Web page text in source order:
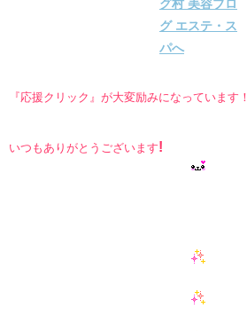
『応援クリック』が大変励みになっています！
いつもありがとうございます!